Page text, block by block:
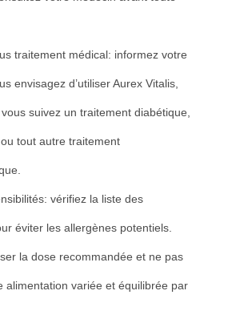
traitement médical: informez votre
envisagez d’utiliser Aurex Vitalis,
suivez un traitement diabétique,
tout autre traitement
vérifiez la liste des
éviter les allergènes potentiels.
la dose recommandée et ne pas
alimentation variée et équilibrée par